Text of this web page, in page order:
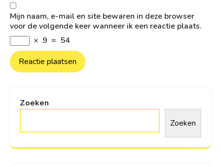
Mijn naam, e-mail en site bewaren in deze browser
voor de volgende keer wanneer ik een reactie plaats.
× 9 = 54
Zoeken
Zoeken